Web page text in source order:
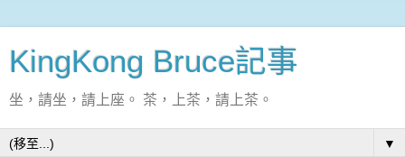
KingKong Bruce記事
坐，請坐，請上座。 茶，上茶，請上茶。
▼